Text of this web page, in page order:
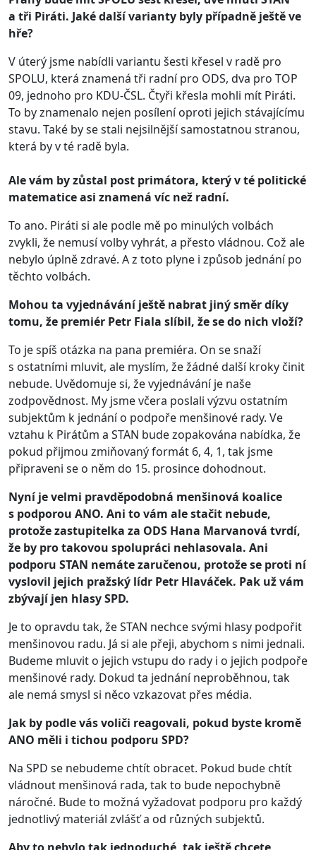
a tři Piráti. Jaké další varianty byly případně ještě ve
hře?
V úterý jsme nabídli variantu šesti křesel v radě pro
SPOLU, která znamená tři radní pro ODS, dva pro TOP
09, jednoho pro KDU-ČSL. Čtyři křesla mohli mít Piráti.
To by znamenalo nejen posílení oproti jejich stávajícímu
stavu. Také by se stali nejsilnější samostatnou stranou,
která by v té radě byla.
Ale vám by zůstal post primátora, který v té politické
matematice asi znamená víc než radní.
To ano. Piráti si ale podle mě po minulých volbách
zvykli, že nemusí volby vyhrát, a přesto vládnou. Což ale
nebylo úplně zdravé. A z toto plyne i způsob jednání po
těchto volbách.
Mohou ta vyjednávání ještě nabrat jiný směr díky
tomu, že premiér Petr Fiala slíbil, že se do nich vloží?
To je spíš otázka na pana premiéra. On se snaží
s ostatními mluvit, ale myslím, že žádné další kroky činit
nebude. Uvědomuje si, že vyjednávání je naše
zodpovědnost. My jsme včera poslali výzvu ostatním
subjektům k jednání o podpoře menšinové rady. Ve
vztahu k Pirátům a STAN bude zopakována nabídka, že
pokud přijmou zmiňovaný formát 6, 4, 1, tak jsme
připraveni se o něm do 15. prosince dohodnout.
Nyní je velmi pravděpodobná menšinová koalice
s podporou ANO. Ani to vám ale stačit nebude,
protože zastupitelka za ODS Hana Marvanová tvrdí,
že by pro takovou spolupráci nehlasovala. Ani
podporu STAN nemáte zaručenou, protože se proti ní
vyslovil jejich pražský lídr Petr Hlaváček. Pak už vám
zbývají jen hlasy SPD.
Je to opravdu tak, že STAN nechce svými hlasy podpořit
menšinovou radu. Já si ale přeji, abychom s nimi jednali.
Budeme mluvit o jejich vstupu do rady i o jejich podpoře
menšinové rady. Dokud ta jednání neproběhnou, tak
ale nemá smysl si něco vzkazovat přes média.
Jak by podle vás voliči reagovali, pokud byste kromě
ANO měli i tichou podporu SPD?
Na SPD se nebudeme chtít obracet. Pokud bude chtít
vládnout menšinová rada, tak to bude nepochybně
náročné. Bude to možná vyžadovat podporu pro každý
jednotlivý materiál zvlášť a od různých subjektů.